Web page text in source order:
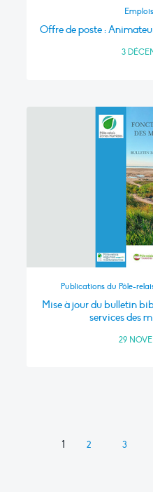
Offre de poste :
3
Publications du Pôle-
Mise à jour du bulletin
services des
29
1 2 3